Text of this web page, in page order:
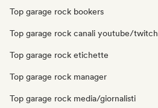
Top garage rock bookers
Top garage rock canali youtube/twitch
Top garage rock etichette
Top garage rock manager
Top garage rock media/giornalisti